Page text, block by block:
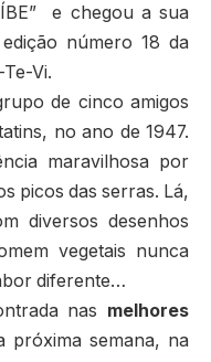
e chegou a sua
número 18 da
Vi.
de cinco amigos
no ano de 1947.
maravilhosa por
picos das serras. Lá,
diversos desenhos
vegetais nunca
diferente…
nas melhores
próxima semana, na